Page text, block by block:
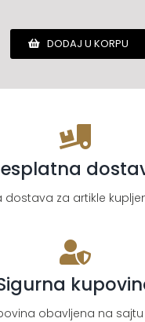
DODAJ U KORPU
dostava za artikle
obavljena na